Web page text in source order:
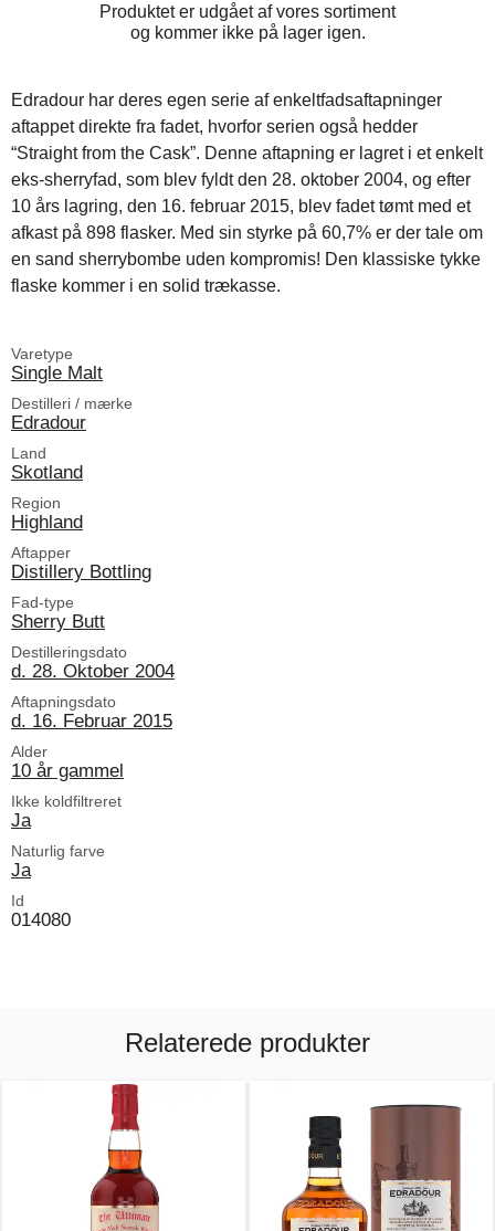
Produktet er udgået af vores sortiment
og kommer ikke på lager igen.
Edradour har deres egen serie af enkeltfadsaftapninger
aftappet direkte fra fadet, hvorfor serien også hedder
“Straight from the Cask”. Denne aftapning er lagret i et enkelt
eks-sherryfad, som blev fyldt den 28. oktober 2004, og efter
10 års lagring, den 16. februar 2015, blev fadet tømt med et
afkast på 898 flasker. Med sin styrke på 60,7% er der tale om
en sand sherrybombe uden kompromis! Den klassiske tykke
flaske kommer i en solid trækasse.
Varetype
Single Malt
Destilleri / mærke
Edradour
Land
Skotland
Region
Highland
Aftapper
Distillery Bottling
Fad-type
Sherry Butt
Destilleringsdato
d. 28. Oktober 2004
Aftapningsdato
d. 16. Februar 2015
Alder
10 år gammel
Ikke koldfiltreret
Ja
Naturlig farve
Ja
Id
014080
Relaterede produkter